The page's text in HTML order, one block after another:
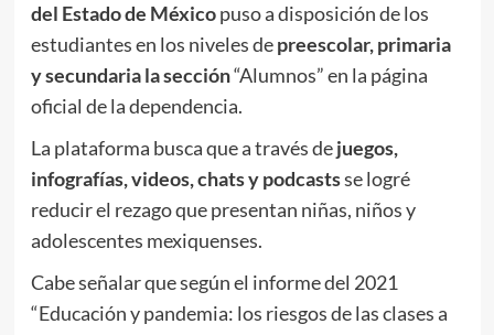
del Estado de Méxicopuso a disposición de los
estudiantes en los niveles depreescolar, primaria
y secundaria la sección“Alumnos” en la página
oficial de la dependencia.
La plataforma busca que a través dejuegos,
infografías, videos, chats y podcastsse logré
reducir el rezago que presentan niñas, niños y
adolescentes mexiquenses.
Cabe señalar que según el informe del 2021
“Educación y pandemia: los riesgos de las clases a